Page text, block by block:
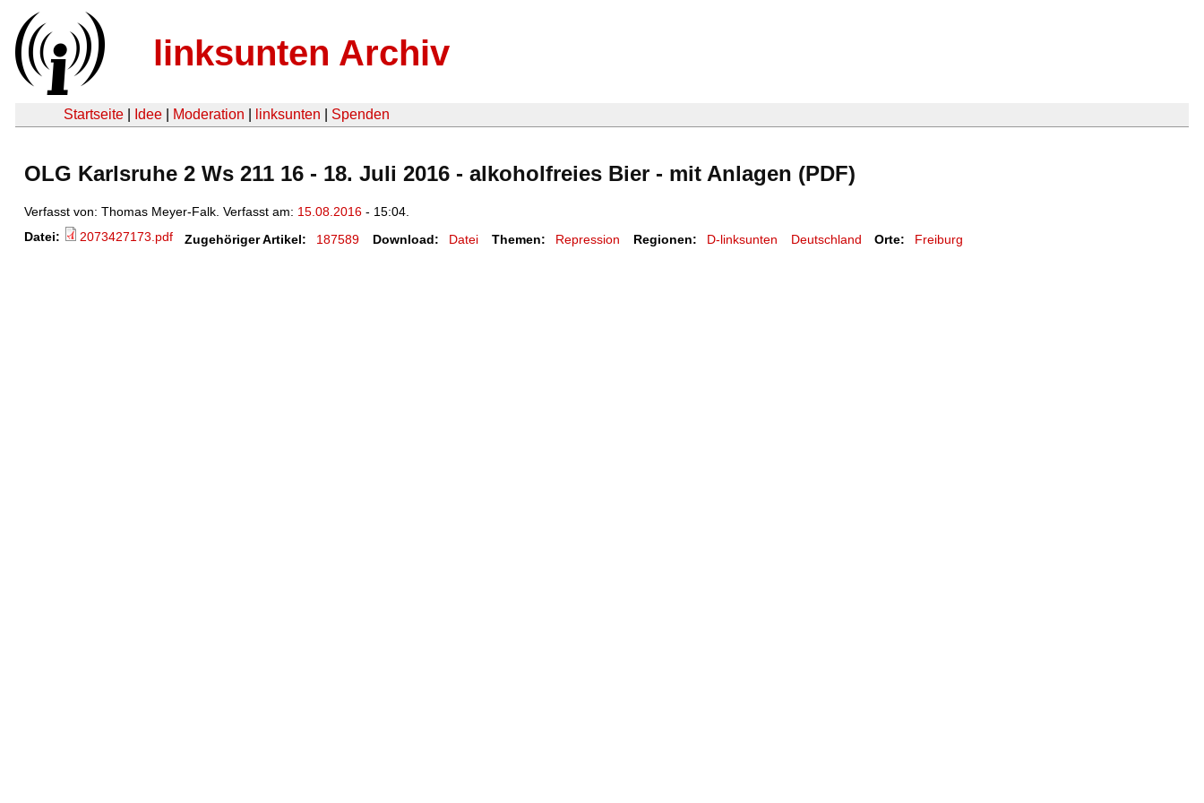
linksunten Archiv
Startseite Idee Moderation linksunten Spenden
OLG Karlsruhe 2 Ws 211 16 - 18. Juli 2016 - alkoholfreies Bier - mit Anlagen (PDF)
Verfasst von: Thomas Meyer-Falk. Verfasst am: 15.08.2016 - 15:04.
Datei:
2073427173.pdf Zugehöriger Artikel: 187589 Download: Datei Themen: Repression Regionen: D-linksunten Deutschland Orte: Freiburg